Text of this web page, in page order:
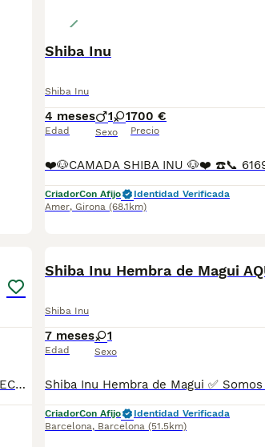
Shiba Inu
Shiba Inu
4 meses
Edad
1 1
Sexo
700 €
Precio
CriadorCon Afijo
Identidad Verificada
Amer, Girona (68.1km)
TELÉFONO O WHATSAPP 722 490 760 SOMOS CRIADORES DIRECTOS SIN INTERMEDIARIOS! MÁS DE 20 AÑOS EN EL SECTOR NOS AVALAN, VALORANDO TANTO LA CRIA RESPONSABLE COMO TAMBIÉN LA SELECCIÓN PARA MEJORAR LA RAZA DURANTE TODOS ESTOS AÑOS. NUESTROS CACHORROS SE ENTREGAN PREVIAMENTE REVISADOS POR NUESTRO VETERINARIO PROFESIONAL Y BAJO LOS MAS ESTRICTOS CONTROLES DE SALUD, HACEMOS HINCAPIÉ EN SU SOCIABILIZACIÓN PARA SU CORRECTO DESARROLLO NEUROLOGICO! Y OS ASESORAMOS ANTES DURANTE Y DESPUES DE LA ENTREGA PARA QUE TODO SEA LO MAS AFABLE Y FACIL POSIBLE DURANTE LA ADAPTACION! NUESTROS BEBES SE ENTREGAN A PARTIR DE LOS DOS MESES CON SUS VACUNAS AL DIA, DESPARASITADOS Y CON GARANTIAS DE SALUD, MICROCHIP Y CARTILLA DE VACUNACION! SI BUSCAS UN COMPAÑERO SANO Y EQUILIBRADO ESTE ES EL LUGAR, TE ASESORAREMOS DURANTE TODO EL PROCESO NO DUDES EN CONSULTAR POR NUESTROS PEQUES AL 722 490 760
Shiba Inu Hembra de Magui
Shiba Inu
7 meses
Edad
1
Sexo
CriadorCon Afijo
Identidad Verificada
Barcelona, Barcelona (51.5km)